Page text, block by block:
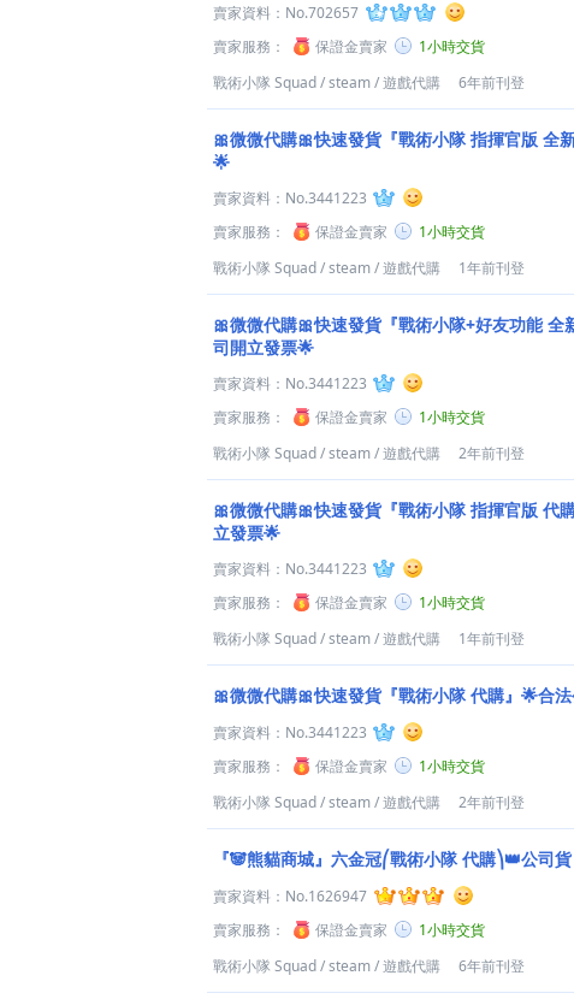
賣家資料： No.702657
賣家服務：
保證金賣家
1小時交貨
戰術小隊 Squad/steam/遊戲代購 6年前刊登
🎀微微代購🎀快速發貨『戰術小隊 指揮官版 全
🌟
賣家資料： No.3441223
賣家服務：
保證金賣家
1小時交貨
戰術小隊 Squad/steam/遊戲代購 1年前刊登
🎀微微代購🎀快速發貨『戰術小隊+好友功能 全
司開立發票🌟
賣家資料： No.3441223
賣家服務：
保證金賣家
1小時交貨
戰術小隊 Squad/steam/遊戲代購 2年前刊登
🎀微微代購🎀快速發貨『戰術小隊 指揮官版 代
立發票🌟
賣家資料： No.3441223
賣家服務：
保證金賣家
1小時交貨
戰術小隊 Squad/steam/遊戲代購 1年前刊登
🎀微微代購🎀快速發貨『戰術小隊 代購』🌟合
賣家資料： No.3441223
賣家服務：
保證金賣家
1小時交貨
戰術小隊 Squad/steam/遊戲代購 2年前刊登
『🐼熊貓商城』六金冠⎛戰術小隊 代購⎞👑公司
賣家資料： No.1626947
賣家服務：
保證金賣家
1小時交貨
戰術小隊 Squad/steam/遊戲代購 6年前刊登